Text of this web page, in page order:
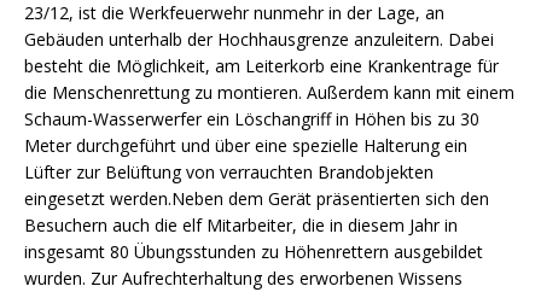
23/12, ist die Werkfeuerwehr nunmehr in der Lage, an
Gebäuden unterhalb der Hochhausgrenze anzuleitern. Dabei
besteht die Möglichkeit, am Leiterkorb eine Krankentrage für
die Menschenrettung zu montieren. Außerdem kann mit einem
Schaum-Wasserwerfer ein Löschangriff in Höhen bis zu 30
Meter durchgeführt und über eine spezielle Halterung ein
Lüfter zur Belüftung von verrauchten Brandobjekten
eingesetzt werden.Neben dem Gerät präsentierten sich den
Besuchern auch die elf Mitarbeiter, die in diesem Jahr in
insgesamt 80 Übungsstunden zu Höhenrettern ausgebildet
wurden. Zur Aufrechterhaltung des erworbenen Wissens